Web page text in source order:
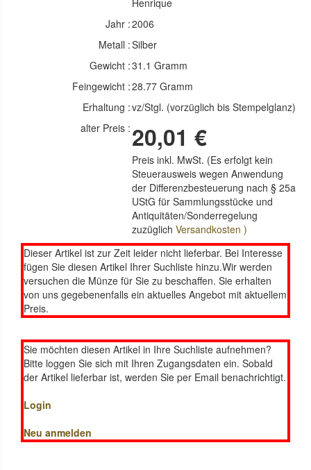
Henrique
Jahr :2006
Metall :Silber
Gewicht :31.1 Gramm
Feingewicht :28.77 Gramm
Erhaltung :vz/Stgl. (vorzüglich bis Stempelglanz)
alter Preis : 20,01 €
Preis inkl. MwSt. (Es erfolgt kein
Steuerausweis wegen Anwendung
der Differenzbesteuerung nach § 25a
UStG für Sammlungsstücke und
Antiquitäten/Sonderregelung
zuzüglichVersandkosten )
Dieser Artikel ist zur Zeit leider nicht lieferbar. Bei Interesse
fügen Sie diesen Artikel Ihrer Suchliste hinzu.Wir werden
versuchen die Münze für Sie zu beschaffen. Sie erhalten
von uns gegebenenfalls ein aktuelles Angebot mit aktuellem
Preis.
Sie möchten diesen Artikel in Ihre Suchliste aufnehmen?
Bitte loggen Sie sich mit Ihren Zugangsdaten ein. Sobald
der Artikel lieferbar ist, werden Sie per Email benachrichtigt.
Login
Neu anmelden